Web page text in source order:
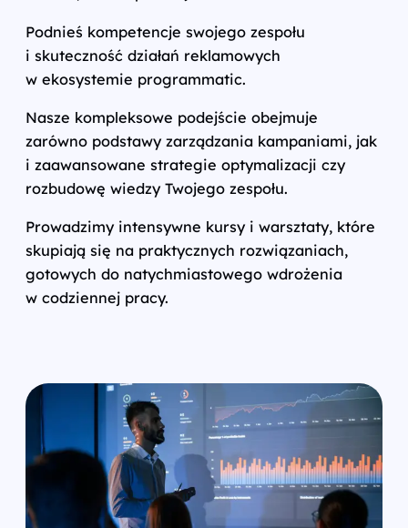
Podnieś kompetencje swojego zespołu
i skuteczność działań reklamowych
w ekosystemie programmatic.
Nasze kompleksowe podejście obejmuje
zarówno podstawy zarządzania kampaniami, jak
i zaawansowane strategie optymalizacji czy
rozbudowę wiedzy Twojego zespołu.
Prowadzimy intensywne kursy i warsztaty, które
skupiają się na praktycznych rozwiązaniach,
gotowych do natychmiastowego wdrożenia
w codziennej pracy.